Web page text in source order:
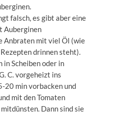
falsch, es gibt aber eine
Auberginen
Anbraten mit viel Öl (wie
drinnen steht).
in Scheiben oder in
C. vorgeheizt ins
20 min vorbacken und
mit den Tomaten
Dann sind sie